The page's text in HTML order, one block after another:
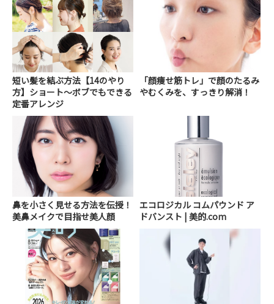
短い髪を結ぶ方法【14のやり
方】ショート～ボブでもできる
定番アレンジ
「顔痩せ筋トレ」で顔のたるみ
やむくみを、すっきり解消！
鼻を小さく見せる方法を伝授！
美鼻メイクで目指せ美人顔
エコロジカル コムパウンド ア
ドバンスト | 美的.com